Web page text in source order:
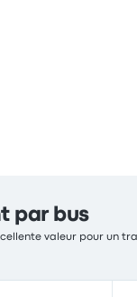
par bus
valeur pour un